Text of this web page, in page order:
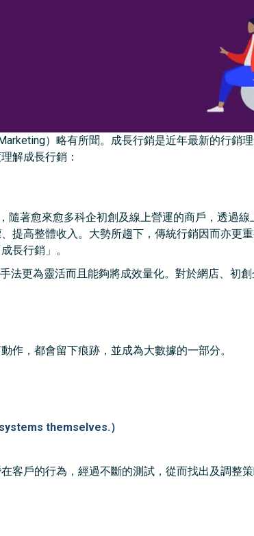
）略有所聞。成長行銷是近年最新的行銷
解成長行銷：
隨著愈來愈多科企初創及線上營運的商戶，透過
提高整體收入。大勢所趨下，傳統行銷因而亦更
長行銷」。
法更為靈活而且能夠將成效量化。對於網店、初
作，都會留下痕跡，並成為大數據的一部分。
themselves.）
客戶的行為，經過不斷的測試，從而找出及調整